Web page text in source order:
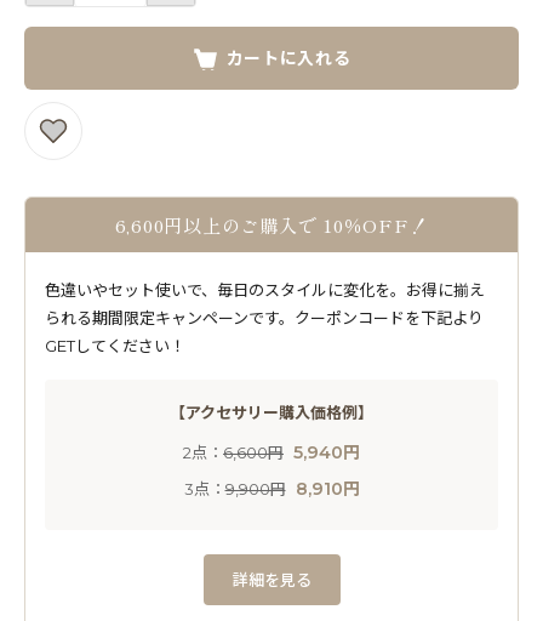
カートに入れる
6,600円以上のご購入で 10％OFF！
色違いやセット使いで、毎日のスタイルに変化を。お得に揃え
られる期間限定キャンペーンです。クーポンコードを下記より
GETしてください！
【アクセサリー購入価格例】
2点： 6,600円 5,940円
3点：9,900円 8,910円
詳細を見る